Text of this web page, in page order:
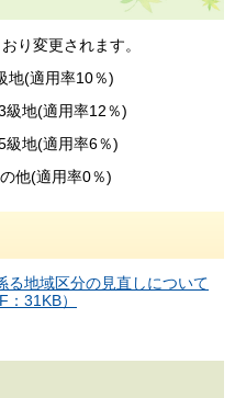
り変更されます。
地(適用率10％)
地(適用率12％)
地(適用率6％)
他(適用率0％)
る地域区分の見直しについて
31KB）